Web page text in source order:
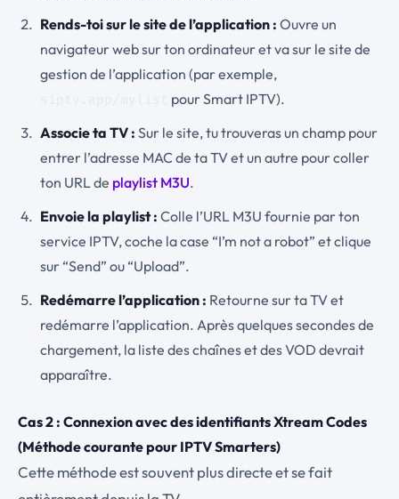
Rends-toi sur le site de l’application : Ouvre un
navigateur web sur ton ordinateur et va sur le site de
gestion de l’application (par exemple,
pour Smart IPTV).
Associe ta TV : Sur le site, tu trouveras un champ pour
entrer l’adresse MAC de ta TV et un autre pour coller
ton URL de playlist M3U.
Envoie la playlist : Colle l’URL M3U fournie par ton
service IPTV, coche la case “I’m not a robot” et clique
sur “Send” ou “Upload”.
Redémarre l’application : Retourne sur ta TV et
redémarre l’application. Après quelques secondes de
chargement, la liste des chaînes et des VOD devrait
apparaître.
Cas 2 : Connexion avec des identifiants Xtream Codes
(Méthode courante pour IPTV Smarters)
Cette méthode est souvent plus directe et se fait